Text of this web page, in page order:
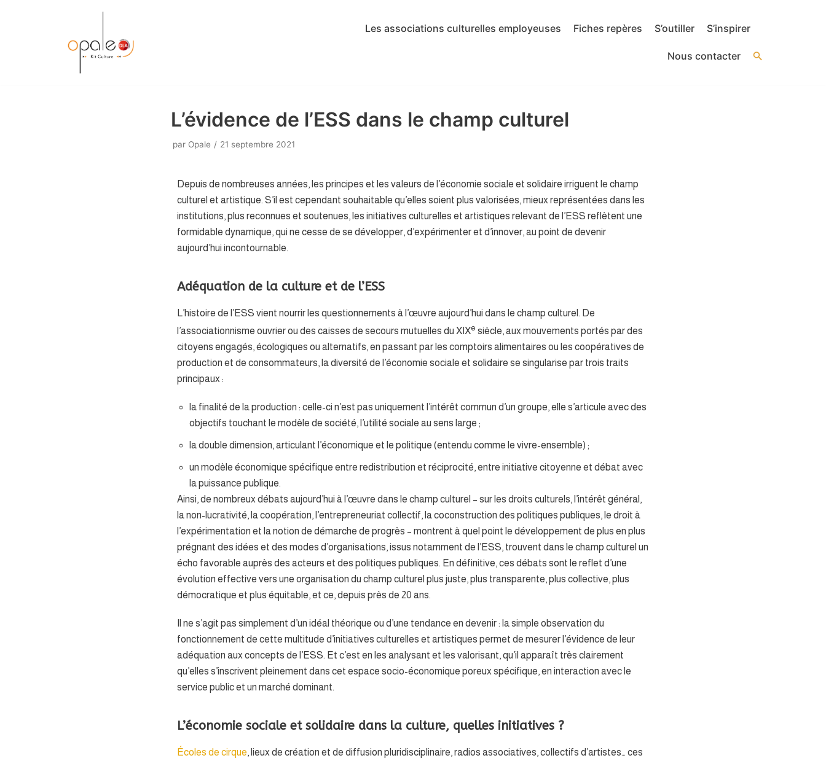
Les associations culturelles employeuses Fiches repères S’outiller S’inspirer
Nous contacter
L’évidence de l’ESS dans le champ culturel
par Opale 21 septembre 2021
Depuis de nombreuses années, les principes et les valeurs de l’économie sociale et solidaire irriguent le champ
culturel et artistique. S’il est cependant souhaitable qu’elles soient plus valorisées, mieux représentées dans les
institutions, plus reconnues et soutenues, les initiatives culturelles et artistiques relevant de l’ESS reflètent une
formidable dynamique, qui ne cesse de se développer, d’expérimenter et d’innover, au point de devenir
aujourd’hui incontournable.
Adéquation de la culture et de l’ESS
L’histoire de l’ESS vient nourrir les questionnements à l’œuvre aujourd’hui dans le champ culturel. De
l’associationnisme ouvrier ou des caisses de secours mutuelles du XIXe siècle, aux mouvements portés par des
citoyens engagés, écologiques ou alternatifs, en passant par les comptoirs alimentaires ou les coopératives de
production et de consommateurs, la diversité de l’économie sociale et solidaire se singularise par trois traits
principaux :
la finalité de la production : celle-ci n’est pas uniquement l’intérêt commun d’un groupe, elle s’articule avec des
objectifs touchant le modèle de société, l’utilité sociale au sens large ;
la double dimension, articulant l’économique et le politique (entendu comme le vivre-ensemble) ;
un modèle économique spécifique entre redistribution et réciprocité, entre initiative citoyenne et débat avec
la puissance publique.
Ainsi, de nombreux débats aujourd’hui à l’œuvre dans le champ culturel – sur les droits culturels, l’intérêt général,
la non-lucrativité, la coopération, l’entrepreneuriat collectif, la coconstruction des politiques publiques, le droit à
l’expérimentation et la notion de démarche de progrès – montrent à quel point le développement de plus en plus
prégnant des idées et des modes d’organisations, issus notamment de l’ESS, trouvent dans le champ culturel un
écho favorable auprès des acteurs et des politiques publiques. En définitive, ces débats sont le reflet d’une
évolution effective vers une organisation du champ culturel plus juste, plus transparente, plus collective, plus
démocratique et plus équitable, et ce, depuis près de 20 ans.
Il ne s’agit pas simplement d’un idéal théorique ou d’une tendance en devenir : la simple observation du
fonctionnement de cette multitude d’initiatives culturelles et artistiques permet de mesurer l’évidence de leur
adéquation aux concepts de l’ESS. Et c’est en les analysant et les valorisant, qu’il apparaît très clairement
qu’elles s’inscrivent pleinement dans cet espace socio-économique poreux spécifique, en interaction avec le
service public et un marché dominant.
L’économie sociale et solidaire dans la culture, quelles initiatives ?
Écoles de cirque, lieux de création et de diffusion pluridisciplinaire, radios associatives, collectifs d’artistes… ces